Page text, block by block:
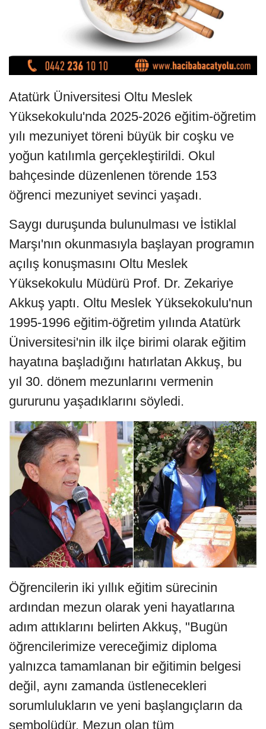
Atatürk Üniversitesi Oltu Meslek
Yüksekokulu'nda 2025-2026 eğitim-öğretim
yılı mezuniyet töreni büyük bir coşku ve
yoğun katılımla gerçekleştirildi. Okul
bahçesinde düzenlenen törende 153
öğrenci mezuniyet sevinci yaşadı.
Saygı duruşunda bulunulması ve İstiklal
Marşı'nın okunmasıyla başlayan programın
açılış konuşmasını Oltu Meslek
Yüksekokulu Müdürü Prof. Dr. Zekariye
Akkuş yaptı. Oltu Meslek Yüksekokulu'nun
1995-1996 eğitim-öğretim yılında Atatürk
Üniversitesi'nin ilk ilçe birimi olarak eğitim
hayatına başladığını hatırlatan Akkuş, bu
yıl 30. dönem mezunlarını vermenin
gururunu yaşadıklarını söyledi.
Öğrencilerin iki yıllık eğitim sürecinin
ardından mezun olarak yeni hayatlarına
adım attıklarını belirten Akkuş, "Bugün
öğrencilerimize vereceğimiz diploma
yalnızca tamamlanan bir eğitimin belgesi
değil, aynı zamanda üstlenecekleri
sorumlulukların ve yeni başlangıçların da
sembolüdür. Mezun olan tüm